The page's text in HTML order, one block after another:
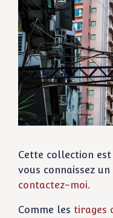
Cette collection est
vous connaissez
contactez-moi.
Comme les tirages